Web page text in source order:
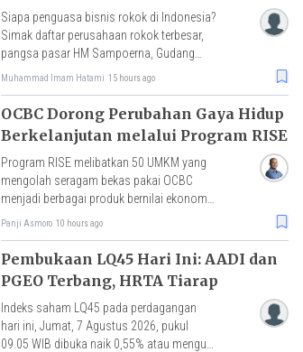
Siapa penguasa bisnis rokok di Indonesia?
Simak daftar perusahaan rokok terbesar,
pangsa pasar HM Sampoerna, Gudang
Garam, Djarum, hingga tantangan rokok
Muhammad Imam Hatami 15 hours ago
OCBC Dorong Perubahan Gaya Hidup
Berkelanjutan melalui Program RISE
Program RISE melibatkan 50 UMKM yang
mengolah seragam bekas pakai OCBC
menjadi berbagai produk bernilai ekonomi,
dengan hasil penjualan akan disalurkan
Panji Asmoro 10 hours ago
Pembukaan LQ45 Hari Ini: AADI dan
PGEO Terbang, HRTA Tiarap
Indeks saham LQ45 pada perdagangan
hari ini, Jumat, 7 Agustus 2026, pukul
09.05 WIB dibuka naik 0,55% atau menguat